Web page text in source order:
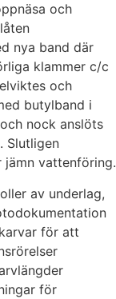
och
nya band där
klammer c/c
och
butylband i
nock anslöts
Slutligen
jämn vattenföring.
av underlag,
för att
för